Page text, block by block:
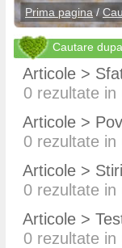
Prima pagina /
cautare
Cautare
Articole >
0 rezultate in
Articole >
0 rezultate in
Articole > Stiri
0 rezultate in
Articole >
0 rezultate in